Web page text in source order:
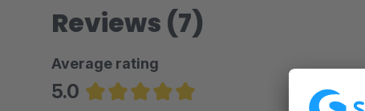
Reviews (7)
Average rating
5.0